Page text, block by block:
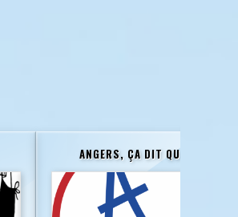
ANGERS, ÇA DIT QUOI ?